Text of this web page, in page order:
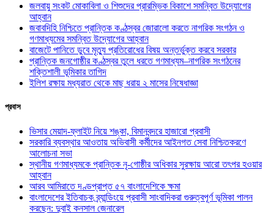
জলবায়ু সংকট মোকাবিলা ও শিশুদের প্রারম্ভিক বিকাশে সমন্বিত উদ্যোগের
আহ্বান
জবাবদিহি নিশ্চিতে প্রান্তিক কণ্ঠস্বর জোরালো করতে নাগরিক সংগঠন ও
গণমাধ্যমের সমন্বিত উদ্যোগের আহ্বান
বাজেটে পানিতে ডুবে মৃত্যু প্রতিরোধের বিষয় অন্তর্ভুক্ত করবে সরকার
প্রান্তিক জনগোষ্ঠীর কণ্ঠস্বর তুলে ধরতে গণমাধ্যম–নাগরিক সংগঠনের
শক্তিশালী ভূমিকার তাগিদ
ইলিশ রক্ষায় মধ্যরাত থেকে মাছ ধরায় ২ মাসের নিষেধাজ্ঞা
প্রবাস
ভিসার মেয়াদ-ফ্লাইট নিয়ে শঙ্কা, বিমানবন্দরে হাজারো প্রবাসী
সরকারি ব্যবস্থার আওতায় অভিবাসী কর্মীদের আইনগত সেবা নিশ্চিতকরণে
আলোচনা সভা
স্থানীয় গণমাধ্যমকে প্রান্তিক নৃ-গোষ্ঠীর অধিকার সুরক্ষায় আরো তৎপর হওয়ার
আহ্বান
আরব আমিরাতে দণ্ডপ্রাপ্ত ৫৭ বাংলাদেশিকে ক্ষমা
বাংলাদেশের ইতিবাচক ব্র্যান্ডিংয়ে প্রবাসী সাংবাদিকরা গুরুত্বপূর্ণ ভূমিকা পালন
করছেন: দুবাই কনসাল জেনারেল